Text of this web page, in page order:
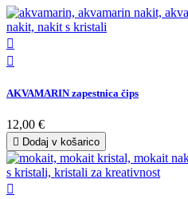


AKVAMARIN zapestnica čips
12,00 €
 Dodaj v košarico
